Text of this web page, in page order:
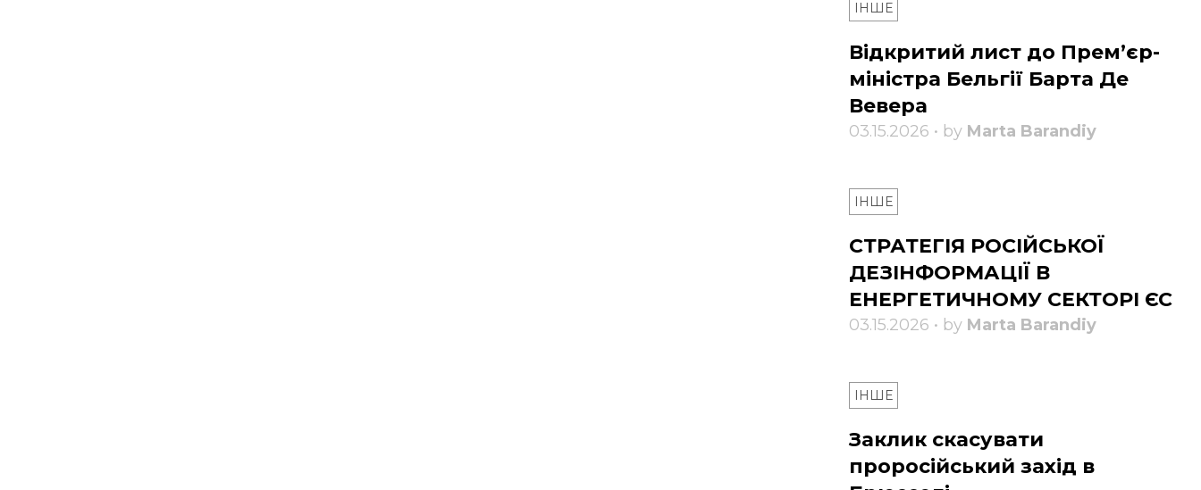
ІНШЕ
Відкритий лист до Прем’єр-
міністра Бельгії Барта Де
Вевера
03.15.2026 • by Marta Barandiy
ІНШЕ
СТРАТЕГІЯ РОСІЙСЬКОЇ
ДЕЗІНФОРМАЦІЇ В
ЕНЕРГЕТИЧНОМУ СЕКТОРІ ЄС
03.15.2026 • by Marta Barandiy
ІНШЕ
Заклик скасувати
проросійський захід в